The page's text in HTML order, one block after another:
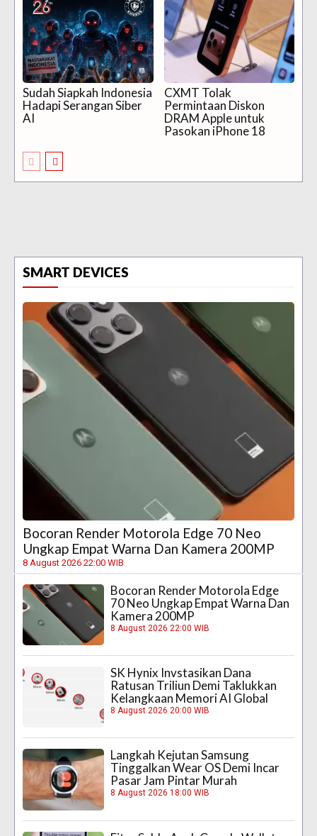
Sudah Siapkah Indonesia
Hadapi Serangan Siber
AI
CXMT Tolak
Permintaan Diskon
DRAM Apple untuk
Pasokan iPhone 18
SMART DEVICES
Bocoran Render Motorola Edge 70 Neo
Ungkap Empat Warna Dan Kamera 200MP
8 August 2026 22:00 WIB
Bocoran Render Motorola Edge
70 Neo Ungkap Empat Warna Dan
Kamera 200MP
8 August 2026 22:00 WIB
SK Hynix Invstasikan Dana
Ratusan Triliun Demi Taklukkan
Kelangkaan Memori AI Global
8 August 2026 20:00 WIB
Langkah Kejutan Samsung
Tinggalkan Wear OS Demi Incar
Pasar Jam Pintar Murah
8 August 2026 18:00 WIB